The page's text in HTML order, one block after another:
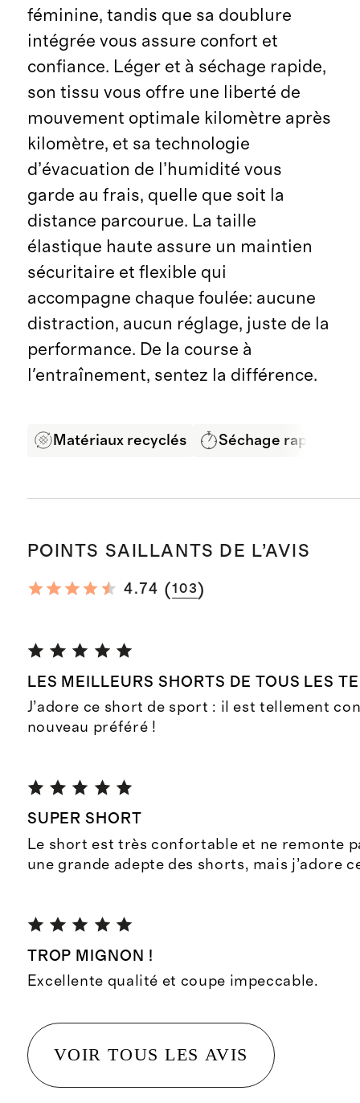
féminine, tandis que sa doublure
intégrée vous assure confort et
confiance. Léger et à séchage rapide,
son tissu vous offre une liberté de
mouvement optimale kilomètre après
kilomètre, et sa technologie
d’évacuation de l’humidité vous
garde au frais, quelle que soit la
distance parcourue. La taille
élastique haute assure un maintien
sécuritaire et flexible qui
accompagne chaque foulée: aucune
distraction, aucun réglage, juste de la
performance. De la course à
l'entraînement, sentez la différence.
Matériaux recyclés Séchage rapide
POINTS SAILLANTS DE L’AVIS
4.74 (103)
LES MEILLEURS SHORTS DE TOUS LES
J’adore ce short de sport : il est tellement
nouveau préféré !
SUPER SHORT
Le short est très confortable et ne remonte
une grande adepte des shorts, mais j’adore
TROP MIGNON !
Excellente qualité et coupe impeccable.
VOIR TOUS LES AVIS